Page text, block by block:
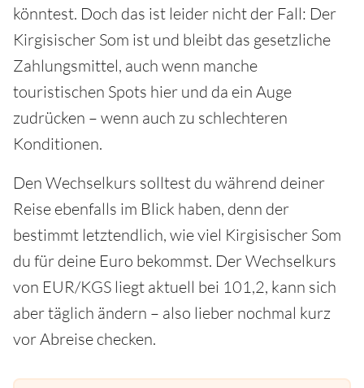
könntest. Doch das ist leider nicht der Fall: Der
Kirgisischer Som ist und bleibt das gesetzliche
Zahlungsmittel, auch wenn manche
touristischen Spots hier und da ein Auge
zudrücken – wenn auch zu schlechteren
Konditionen.
Den Wechselkurs solltest du während deiner
Reise ebenfalls im Blick haben, denn der
bestimmt letztendlich, wie viel Kirgisischer Som
du für deine Euro bekommst. Der Wechselkurs
von EUR/KGS liegt aktuell bei 101,2, kann sich
aber täglich ändern – also lieber nochmal kurz
vor Abreise checken.